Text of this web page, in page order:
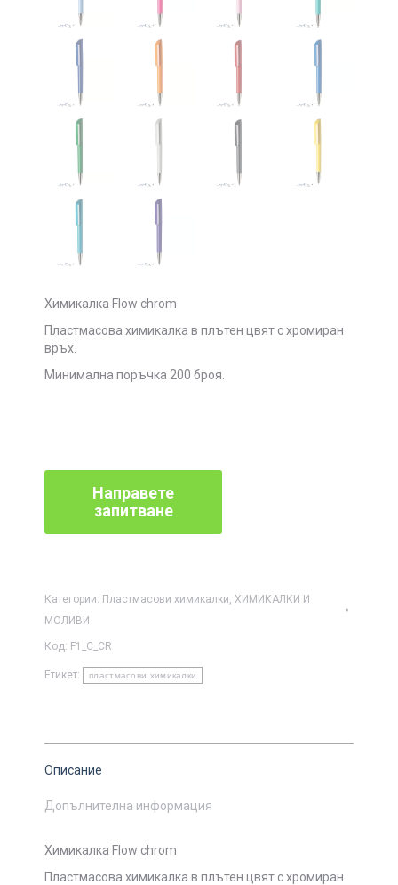
Химикалка Flow chrom
Пластмасова химикалка в плътен цвят с хромиран
връх.
Минимална поръчка 200 броя.
Категории: Пластмасови химикалки, ХИМИКАЛКИ И
МОЛИВИ
Код: F1_C_CR
Етикет: пластмасови химикалки
Описание
Допълнителна информация
Химикалка Flow chrom
Пластмасова химикалка в плътен цвят с хромиран